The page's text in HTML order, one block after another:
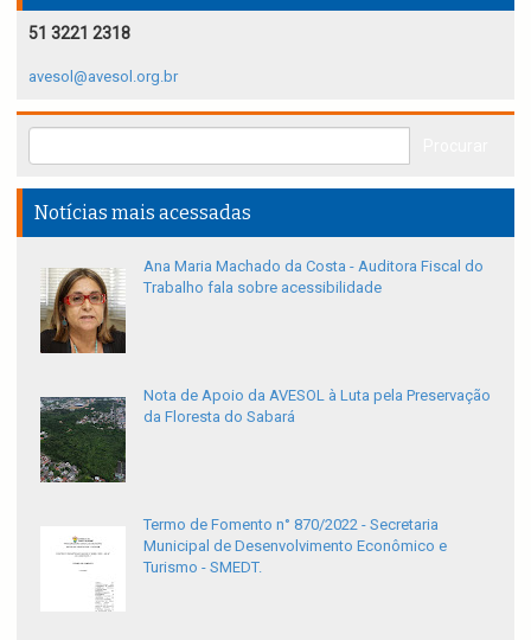
51 3221 2318
avesol@avesol.org.br
Notícias mais acessadas
Ana Maria Machado da Costa - Auditora Fiscal do
Trabalho fala sobre acessibilidade
Nota de Apoio da AVESOL à Luta pela Preservação
da Floresta do Sabará
Termo de Fomento n° 870/2022 - Secretaria
Municipal de Desenvolvimento Econômico e
Turismo - SMEDT.